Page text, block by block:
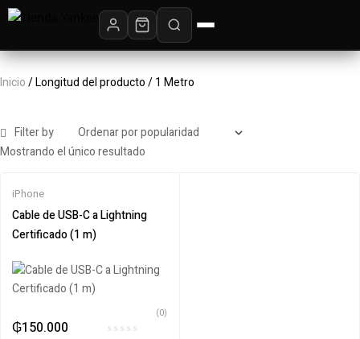
Inicio/ Longitud del producto / 1 Metro
Filter by
Mostrando el único resultado
iPhone
Cable de USB-C a Lightning
Certificado (1 m)
₲150.000
(0)